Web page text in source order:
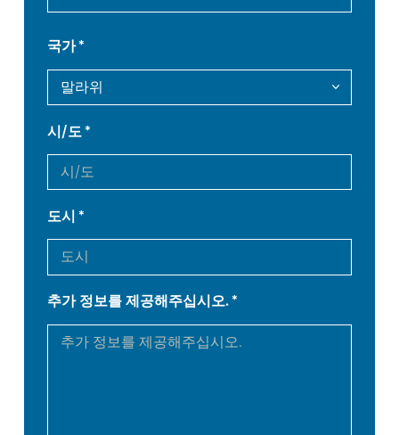
국가
시/도
도시
추가 정보를 제공해주십시오.
FR
DE IT
ES
PL
KO CN